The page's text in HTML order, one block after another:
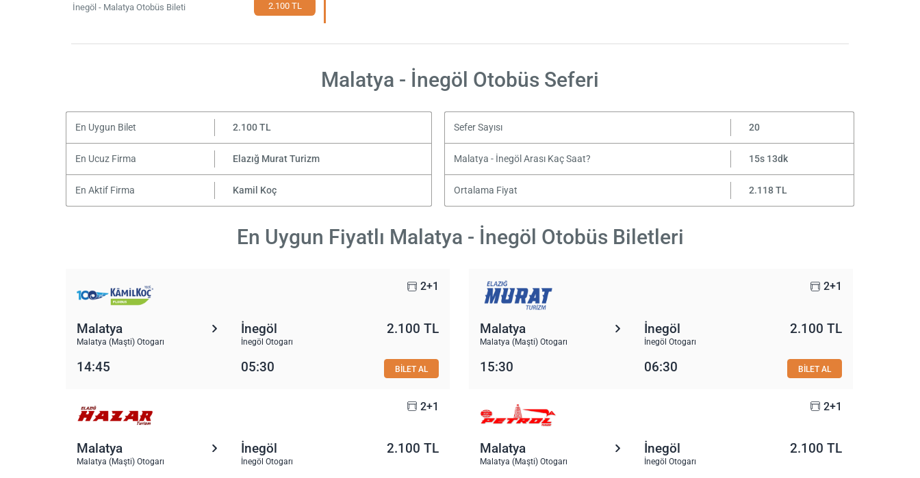
İnegöl - Malatya Otobüs Bileti 2.100 TL
Malatya - İnegöl Otobüs Seferi
En Uygun Bilet 2.100 TL Sefer Sayısı 20
En Ucuz Firma Elazığ Murat Turizm Malatya - İnegöl Arası Kaç Saat? 15s 13dk
En Aktif Firma Kamil Koç Ortalama Fiyat 2.118 TL
En Uygun Fiyatlı Malatya - İnegöl Otobüs Biletleri
2+1
Malatya
Malatya (Maşti) Otogarı
İnegöl
İnegöl Otogarı
2.100 TL
14:45 05:30 BİLET AL
2+1
Malatya
Malatya (Maşti) Otogarı
İnegöl
İnegöl Otogarı
2.100 TL
15:30 06:30 BİLET AL
2+1
Malatya
Malatya (Maşti) Otogarı
İnegöl
İnegöl Otogarı
2.100 TL
2+1
Malatya
Malatya (Maşti) Otogarı
İnegöl
İnegöl Otogarı
2.100 TL